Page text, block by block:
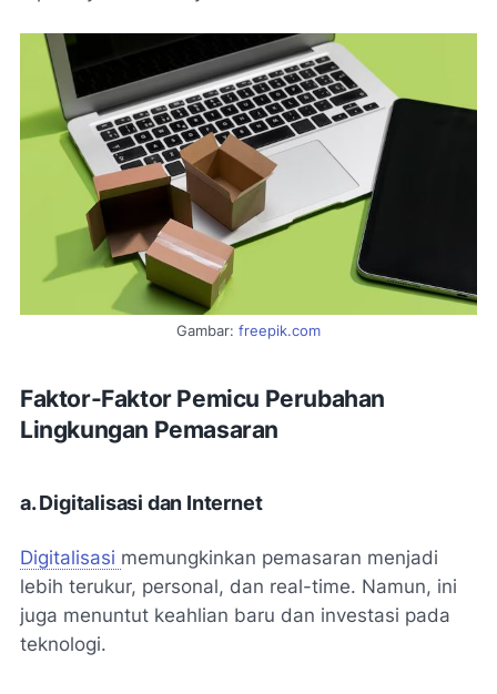
Gambar: freepik.com
Faktor-Faktor Pemicu Perubahan
Lingkungan Pemasaran
a. Digitalisasi dan Internet
Digitalisasi memungkinkan pemasaran menjadi
lebih terukur, personal, dan real-time. Namun, ini
juga menuntut keahlian baru dan investasi pada
teknologi.